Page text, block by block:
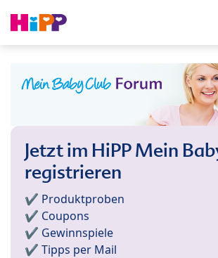
Jetzt im HiPP Mein
registrieren
✔️ Produktproben
✔️ Coupons
✔️ Gewinnspiele
✔️ Tipps per Mail